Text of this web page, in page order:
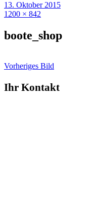
13. Oktober 2015
1200 × 842
boote_shop
Vorheriges Bild
Ihr Kontakt